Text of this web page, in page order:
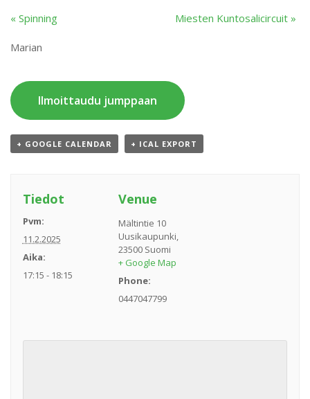
« Spinning Miesten Kuntosalicircuit »
Marian
Ilmoittaudu jumppaan
+ GOOGLE CALENDAR + ICAL EXPORT
Tiedot
Pvm:
11.2.2025
Aika:
17:15 - 18:15
Venue
Mältintie 10
Uusikaupunki,
23500 Suomi
+ Google Map
Phone:
0447047799